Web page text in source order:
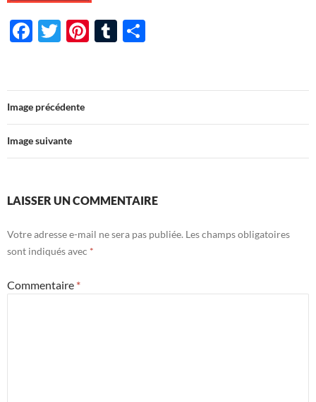
F
b
o
o
k
T
er
Pi
es
t
T
bl
r
g
er
Image précédente
Image suivante
LAISSER UN COMMENTAIRE
Votre adresse e-mail ne sera pas publiée. Les champs obligatoires
sont indiqués avec *
Commentaire *